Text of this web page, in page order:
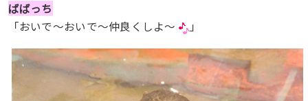
ばばっち
「おいで〜おいで〜仲良くしよ〜
」